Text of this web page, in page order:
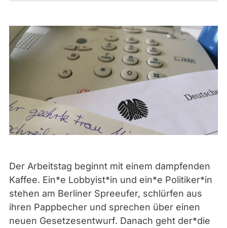
Der Arbeitstag beginnt mit einem dampfenden
Kaffee. Ein*e Lobbyist*in und ein*e Politiker*in
stehen am Berliner Spreeufer, schlürfen aus
ihren Pappbecher und sprechen über einen
neuen Gesetzesentwurf. Danach geht der*die